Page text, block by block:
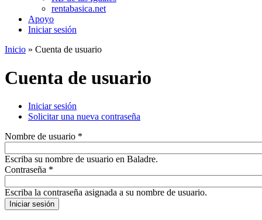
rentabasica.net
Apoyo
Iniciar sesión
Inicio » Cuenta de usuario
Cuenta de usuario
Solapas principales
Iniciar sesión
Solicitar una nueva contraseña
Nombre de usuario *
Escriba su nombre de usuario en Baladre.
Contraseña *
Escriba la contraseña asignada a su nombre de usuario.